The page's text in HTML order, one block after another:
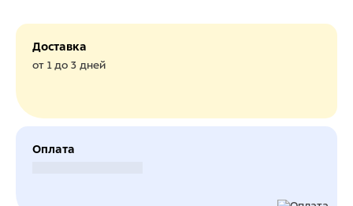
Доставка
от 1 до 3 дней
Оплата